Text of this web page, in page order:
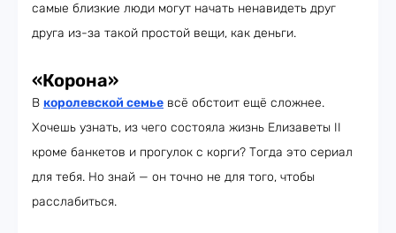
самые близкие люди могут начать ненавидеть друг
друга из-за такой простой вещи, как деньги.
«Корона»
В королевской семье всё обстоит ещё сложнее.
Хочешь узнать, из чего состояла жизнь Елизаветы II
кроме банкетов и прогулок с корги? Тогда это сериал
для тебя. Но знай — он точно не для того, чтобы
расслабиться.